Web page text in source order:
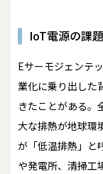
IoT電源の課
Eサーモジェンテ
業化に乗り出した
きたことがある。
大な排熱が地球環
が「低温排熱」と
や発電所、清掃工